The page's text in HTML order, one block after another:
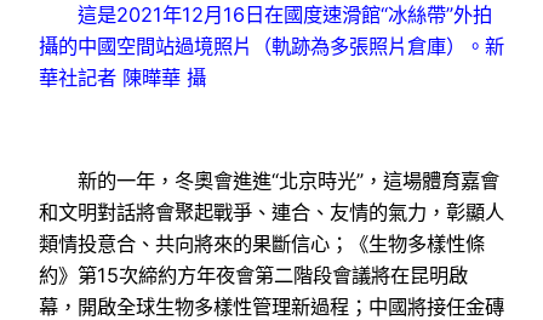
這是2021年12月16日在國度速滑館“冰絲帶”外拍
攝的中國空間站過境照片（軌跡為多張照片倉庫）。新
華社記者 陳曄華 攝
新的一年，冬奧會進進“北京時光”，這場體育嘉會
和文明對話將會聚起戰爭、連合、友情的氣力，彰顯人
類情投意合、共向將來的果斷信心；《生物多樣性條
約》第15次締約方年夜會第二階段會議將在昆明啟
幕，開啟全球生物多樣性管理新過程；中國將接任金磚